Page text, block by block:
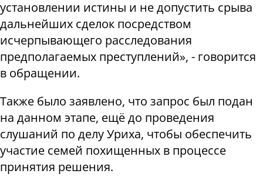
установлении истины и не допустить срыва
дальнейших сделок посредством
исчерпывающего расследования
предполагаемых преступлений», - говорится
в обращении.
Также было заявлено, что запрос был подан
на данном этапе, ещё до проведения
слушаний по делу Уриха, чтобы обеспечить
участие семей похищенных в процессе
принятия решения.